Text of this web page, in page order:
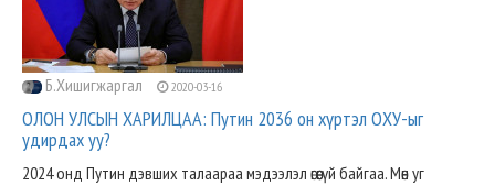
Б.Хишигжаргал 2020-03-16
ОЛОН УЛСЫН ХАРИЛЦАА: Путин 2036 он хүртэл ОХУ-ыг
удирдах уу?
2024 онд Путин дэвших талаараа мэдээлэл өгөөгүй байгаа. Мөн уг